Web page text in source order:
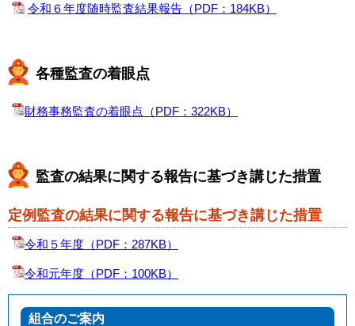
令和６年度随時監査結果報告 （PDF：184KB）
各種監査の着眼点
財務事務監査の着眼点 （PDF：322KB）
監査の結果に関する報告に基づき講じた措置
定例監査の結果に関する報告に基づき講じた措置
令和５年度 （PDF：287KB）
令和元年度 （PDF：100KB）
組合のご案内